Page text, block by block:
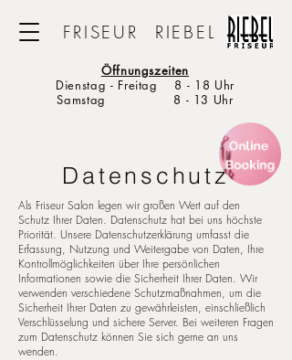
FRISEUR RIEBEL
Öffnungszeiten
Dienstag - Freitag 8 - 18 Uhr
Samstag 8 - 13 Uhr
Datenschutz
Als Friseur Salon legen wir großen Wert auf den
Schutz Ihrer Daten. Datenschutz hat bei uns höchste
Priorität. Unsere Datenschutzerklärung umfasst die
Erfassung, Nutzung und Weitergabe von Daten, Ihre
Kontrollmöglichkeiten über Ihre persönlichen
Informationen sowie die Sicherheit Ihrer Daten. Wir
verwenden verschiedene Schutzmaßnahmen, um die
Sicherheit Ihrer Daten zu gewährleisten, einschließlich
Verschlüsselung und sichere Server. Bei weiteren Fragen
zum Datenschutz können Sie sich gerne an uns
wenden.